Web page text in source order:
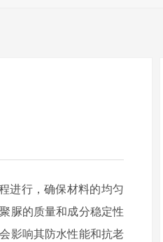
进行，确保材料的均匀
脲的质量和成分稳定性
影响其防水性能和抗老